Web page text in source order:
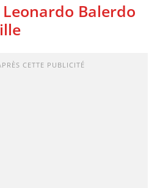
Balerdo
CETTE PUBLICITÉ